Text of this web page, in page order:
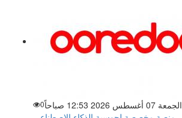
الجمعة 07 أغسطس 2026 12:53 صباحاً 0